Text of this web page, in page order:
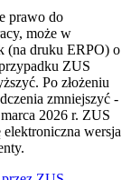
prawo do
może w
(na druku ERPO) o
ZUS
Po złożeniu
zmniejszyć -
2026 r. ZUS
wersja